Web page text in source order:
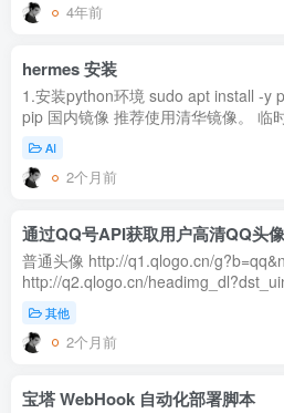
4年前
hermes 安装
1.安装python环境 sudo apt install -y
pip 国内镜像 推荐使用清华镜像。 临
https://pypi.tuna.tsinghua.edu.cn/
AI
2个月前
通过QQ号API获取用户高清QQ头
普通头像 http://q1.qlogo.cn/
http://q2.qlogo.cn/
头像 http://q.qlogo.cn/
其他
2个月前
宝塔 WebHook 自动化部署脚本